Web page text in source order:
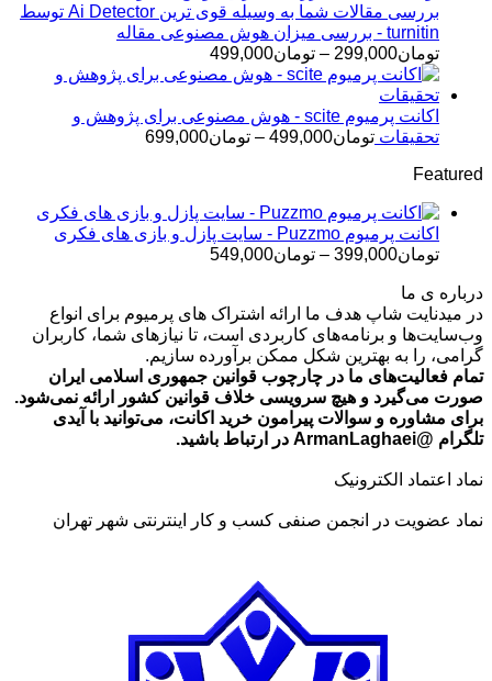
تا
تومان499,000
بررسی مقالات شما به وسیله قوی ترین Ai Detector توسط
turnitin - بررسی میزان هوش مصنوعی مقاله
تومان299,000
– تومان499,000محدوده
قیمت:
تا
تومان499,000
اکانت پرمیوم scite - هوش مصنوعی برای پژوهش و
تحقیقات تومان499,000
– تومان699,000محدوده
تومان699,000
Featured
اکانت پرمیوم Puzzmo - سایت پازل و بازی های فکری
تومان399,000
– تومان549,000
تا
تومان549,000
درباره ی ما
در میدنایت شاپ هدف ما ارائه اشتراک های پرمیوم برای انواع
وب‌سایت‌ها و برنامه‌های کاربردی است، تا نیازهای شما، کاربران
گرامی، را به بهترین شکل ممکن برآورده سازیم.
تمام فعالیت‌های ما در چارچوب قوانین جمهوری اسلامی ایران
صورت می‌گیرد و هیچ سرویسی خلاف قوانین کشور ارائه نمی‌شود.
برای مشاوره و سوالات پیرامون خرید اکانت، می‌توانید با آیدی
تلگرام @ArmanLaghaei در ارتباط باشید.
نماد اعتماد الکترونیک
نماد عضویت در انجمن صنفی کسب و کار اینترنتی شهر تهران